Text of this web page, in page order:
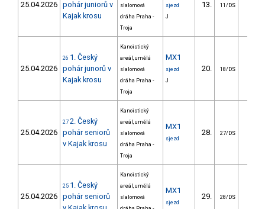
25.04.2026 pohár juniorů v
Kajak krosu
slalomová
dráha Praha -
Troja
sjezd
J
13. 11/DS
25.04.2026
26 1. Český
pohár junorů v
Kajak krosu
Kanoistický
areál, umělá
slalomová
dráha Praha -
Troja
MX1
sjezd
J
20. 18/DS
25.04.2026
27 2. Český
pohár seniorů
v Kajak krosu
Kanoistický
areál, umělá
slalomová
dráha Praha -
Troja
MX1
sjezd
28. 27/DS
25.04.2026
25 1. Český
pohár seniorů
Kanoistický
areál, umělá
slalomová
MX1
sjezd
29. 28/DS